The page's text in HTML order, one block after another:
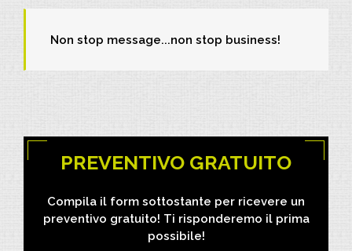
Non stop message...non stop business!
PREVENTIVO GRATUITO
Compila il form sottostante per ricevere un
preventivo gratuito! Ti risponderemo il prima
possibile!